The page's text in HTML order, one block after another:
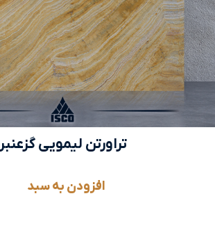
تراورتن لیمویی گزعنبر
افزودن به سبد